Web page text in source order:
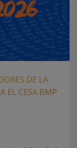
DE LA
EL CESA BMP